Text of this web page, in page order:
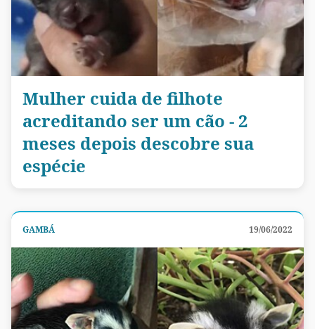
Mulher cuida de filhote
acreditando ser um cão - 2
meses depois descobre sua
espécie
GAMBÁ 19/06/2022